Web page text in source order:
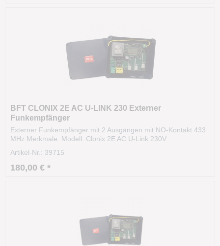
BFT CLONIX 2E AC U-LINK 230 Externer
Funkempfänger
Externer Funkempfänger mit 2 Ausgängen mit NO-Kontakt 433
MHz Merkmale: Modell: Clonix 2E AC U-Link 230V
Mit 2 Ausgängen mit NO-Kontakt Frequenz: 433 MHz
Kompatibel mit dem U-LINK Protokoll (mit 3 Verbindungsslots)...
Artikel-Nr.: 39715
180,00 € *